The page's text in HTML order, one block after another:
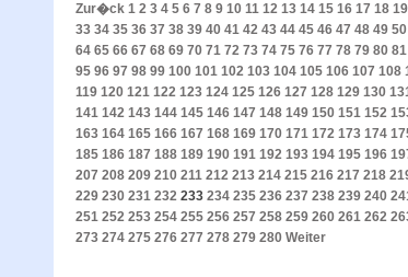
Zur�ck 1 2 3 4 5 6 7 8 9 10 11 12 13 14 15 16 17 18 19
33 34 35 36 37 38 39 40 41 42 43 44 45 46 47 48 49 50
64 65 66 67 68 69 70 71 72 73 74 75 76 77 78 79 80 81
95 96 97 98 99 100 101 102 103 104 105 106 107 108
119 120 121 122 123 124 125 126 127 128 129 130
141 142 143 144 145 146 147 148 149 150 151 152
163 164 165 166 167 168 169 170 171 172 173 174
185 186 187 188 189 190 191 192 193 194 195 196
207 208 209 210 211 212 213 214 215 216 217 218
229 230 231 232 233 234 235 236 237 238 239 240
251 252 253 254 255 256 257 258 259 260 261 262
273 274 275 276 277 278 279 280 Weiter